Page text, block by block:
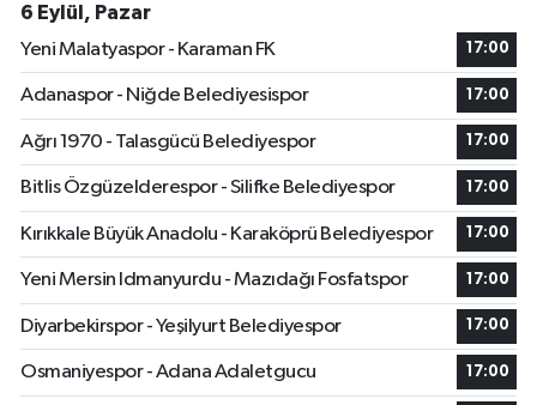
6 Eylül, Pazar
Yeni Malatyaspor - Karaman FK
17:00
Adanaspor - Niğde Belediyesispor 17:00
Ağrı 1970 - Talasgücü Belediyespor 17:00
Bitlis Özgüzelderespor - Silifke Belediyespor 17:00
Kırıkkale Büyük Anadolu - Karaköprü Belediyespor 17:00
Yeni Mersin Idmanyurdu - Mazıdağı Fosfatspor 17:00
Diyarbekirspor - Yeşilyurt Belediyespor 17:00
Osmaniyespor - Adana Adaletgucu 17:00